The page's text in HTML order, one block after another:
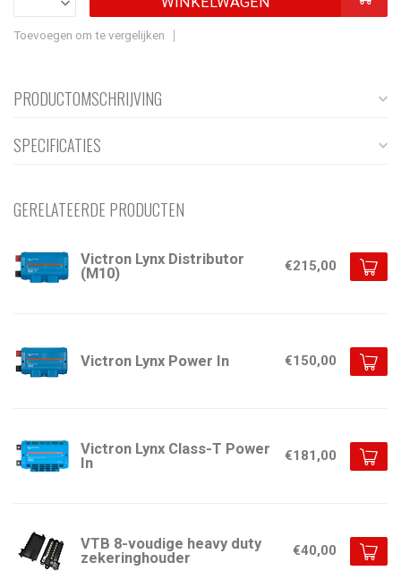
Toevoegen om te vergelijken
PRODUCTOMSCHRIJVING
SPECIFICATIES
GERELATEERDE PRODUCTEN
Victron Lynx Distributor
(M10)
€215,00
Victron Lynx Power In €150,00
Victron Lynx Class-T Power
In
€181,00
VTB 8-voudige heavy duty
zekeringhouder
€40,00